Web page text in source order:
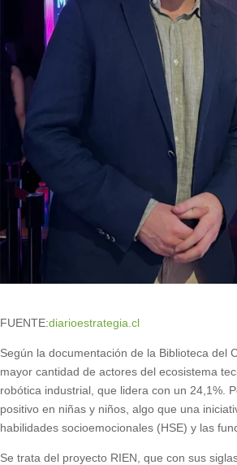
FUENTE:diarioestrategia.cl
Según la documentación de la Biblioteca del
mayor cantidad de actores del ecosistema
robótica industrial, que lidera con un 24,1%.
positivo en niñas y niños, algo que una
habilidades socioemocionales (HSE) y las
Se trata del proyecto RIEN, que con sus